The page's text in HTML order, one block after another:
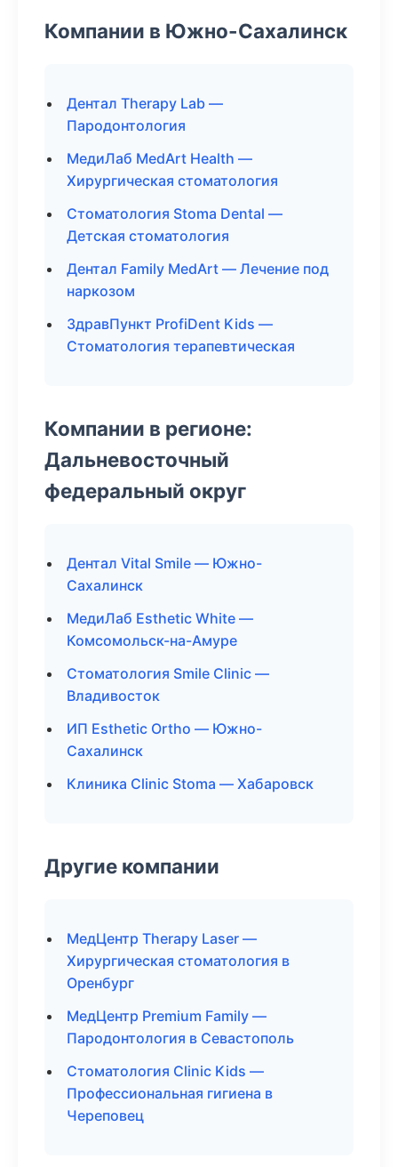
Компании в Южно-Сахалинск
Дентал Therapy Lab —
Пародонтология
МедиЛаб MedArt Health —
Хирургическая стоматология
Стоматология Stoma Dental —
Детская стоматология
Дентал Family MedArt — Лечение под
наркозом
ЗдравПункт ProfiDent Kids —
Стоматология терапевтическая
Компании в регионе:
Дальневосточный
федеральный округ
Дентал Vital Smile — Южно-
Сахалинск
МедиЛаб Esthetic White —
Комсомольск-на-Амуре
Стоматология Smile Clinic —
Владивосток
ИП Esthetic Ortho — Южно-
Сахалинск
Клиника Clinic Stoma — Хабаровск
Другие компании
МедЦентр Therapy Laser —
Хирургическая стоматология в
Оренбург
МедЦентр Premium Family —
Пародонтология в Севастополь
Стоматология Clinic Kids —
Профессиональная гигиена в
Череповец